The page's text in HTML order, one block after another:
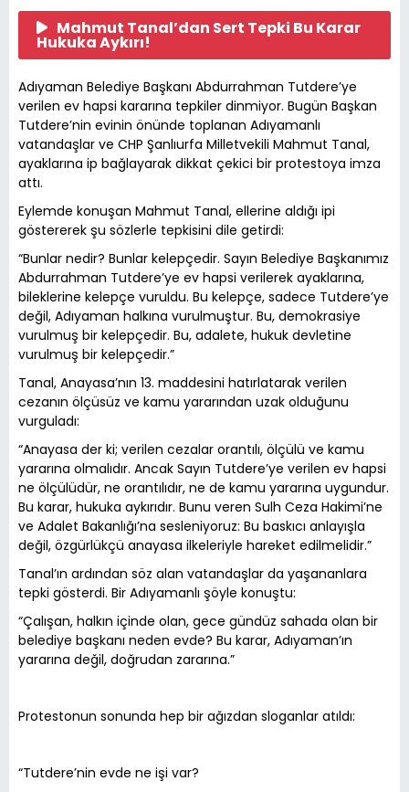
Mahmut Tanal’dan Sert Tepki Bu Karar
Hukuka Aykırı!
Adıyaman Belediye Başkanı Abdurrahman Tutdere’ye
verilen ev hapsi kararına tepkiler dinmiyor. Bugün Başkan
Tutdere’nin evinin önünde toplanan Adıyamanlı
vatandaşlar ve CHP Şanlıurfa Milletvekili Mahmut Tanal,
ayaklarına ip bağlayarak dikkat çekici bir protestoya imza
attı.
Eylemde konuşan Mahmut Tanal, ellerine aldığı ipi
göstererek şu sözlerle tepkisini dile getirdi:
“Bunlar nedir? Bunlar kelepçedir. Sayın Belediye Başkanımız
Abdurrahman Tutdere’ye ev hapsi verilerek ayaklarına,
bileklerine kelepçe vuruldu. Bu kelepçe, sadece Tutdere’ye
değil, Adıyaman halkına vurulmuştur. Bu, demokrasiye
vurulmuş bir kelepçedir. Bu, adalete, hukuk devletine
vurulmuş bir kelepçedir.”
Tanal, Anayasa’nın 13. maddesini hatırlatarak verilen
cezanın ölçüsüz ve kamu yararından uzak olduğunu
vurguladı:
“Anayasa der ki; verilen cezalar orantılı, ölçülü ve kamu
yararına olmalıdır. Ancak Sayın Tutdere’ye verilen ev hapsi
ne ölçülüdür, ne orantılıdır, ne de kamu yararına uygundur.
Bu karar, hukuka aykırıdır. Bunu veren Sulh Ceza Hakimi’ne
ve Adalet Bakanlığı’na sesleniyoruz: Bu baskıcı anlayışla
değil, özgürlükçü anayasa ilkeleriyle hareket edilmelidir.”
Tanal’ın ardından söz alan vatandaşlar da yaşananlara
tepki gösterdi. Bir Adıyamanlı şöyle konuştu:
“Çalışan, halkın içinde olan, gece gündüz sahada olan bir
belediye başkanı neden evde? Bu karar, Adıyaman’ın
yararına değil, doğrudan zararına.”
Protestonun sonunda hep bir ağızdan sloganlar atıldı:
“Tutdere’nin evde ne işi var?